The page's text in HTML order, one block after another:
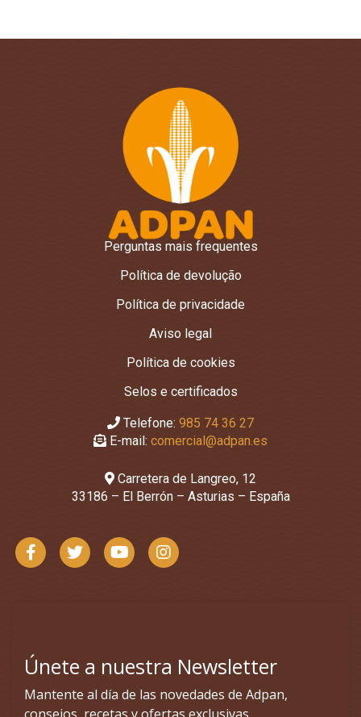
Perguntas mais frequentes
Política de devolução
Política de privacidade
Aviso legal
Política de cookies
Selos e certificados
Telefone: 985 74 36 27
E-mail: comercial@adpan.es
Carretera de Langreo, 12
33186 – El Berrón – Asturias – España